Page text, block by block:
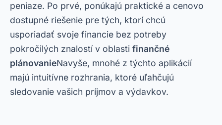
peniaze. Po prvé, ponúkajú praktické a cenovo
dostupné riešenie pre tých, ktorí chcú
usporiadať svoje financie bez potreby
pokročilých znalostí v oblasti finančné
plánovanieNavyše, mnohé z týchto aplikácií
majú intuitívne rozhrania, ktoré uľahčujú
sledovanie vašich príjmov a výdavkov.